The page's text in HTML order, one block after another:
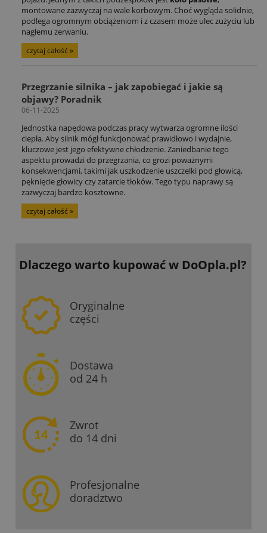
montowane zazwyczaj na wale korbowym. Choć wygląda solidnie,
podlega ogromnym obciążeniom i z czasem może ulec zużyciu lub
nagłemu zerwaniu.
czytaj całość »
Przegrzanie silnika – jak zapobiegać i jakie są
objawy? Poradnik
06-11-2025
Jednostka napędowa podczas pracy wytwarza ogromne ilości
ciepła. Aby silnik mógł funkcjonować prawidłowo i wydajnie,
kluczowe jest jego efektywne chłodzenie. Zaniedbanie tego
aspektu prowadzi do przegrzania, co grozi poważnymi
konsekwencjami, takimi jak uszkodzenie uszczelki pod głowicą,
pęknięcie głowicy czy zatarcie tłoków. Tego typu naprawy są
zazwyczaj bardzo kosztowne.
czytaj całość »
Dlaczego warto kupowaćw DoOpla.pl?
Oryginalne
części
Dostawa
od 24 h
Zwrot
do 14 dni
Profesjonalne
doradztwo